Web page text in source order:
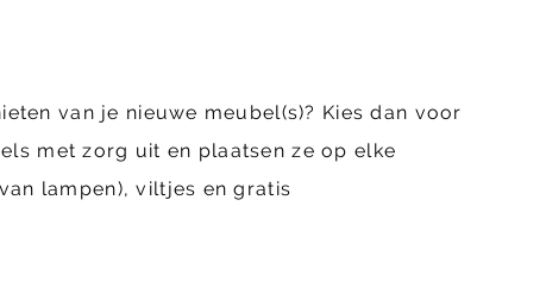
van je nieuwe meubel(s)? Kies dan voor
met zorg uit en plaatsen ze op elke
lampen), viltjes en gratis